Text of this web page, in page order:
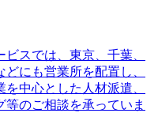
スでは、東京、千葉、
にも営業所を配置し、
中心とした人材派遣、
のご相談を承っていま